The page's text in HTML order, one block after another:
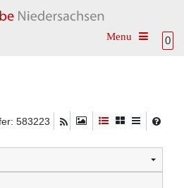
0
Toggle
583223